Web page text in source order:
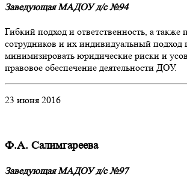
Заведующая МАДОУ д/с №94
Гибкий подход и ответственность, а также
сотрудников и их индивидуальный подход
минимизировать юридические риски и
правовое обеспечение деятельности ДОУ.
23 июня 2016
Ф.А. Салимгареева
Заведующая МАДОУ д/с №97